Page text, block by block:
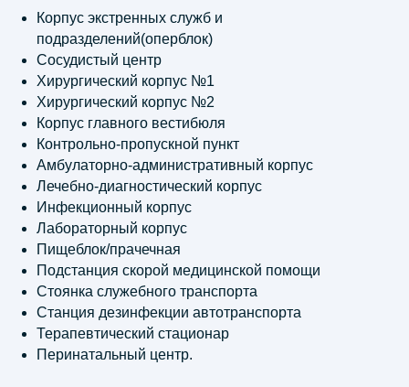
Корпус экстренных служб и
подразделений(оперблок)
Сосудистый центр
Хирургический корпус №1
Хирургический корпус №2
Корпус главного вестибюля
Контрольно-пропускной пункт
Амбулаторно-административный корпус
Лечебно-диагностический корпус
Инфекционный корпус
Лабораторный корпус
Пищеблок/прачечная
Подстанция скорой медицинской помощи
Стоянка служебного транспорта
Станция дезинфекции автотранспорта
Терапевтический стационар
Перинатальный центр.
E-mail:
info@giprozdraw.ru
+7 (499) 120 25-81
НАПИСАТЬ НАМ
Правовая информация
© АО «Гипроздрав» | 2001 —2026